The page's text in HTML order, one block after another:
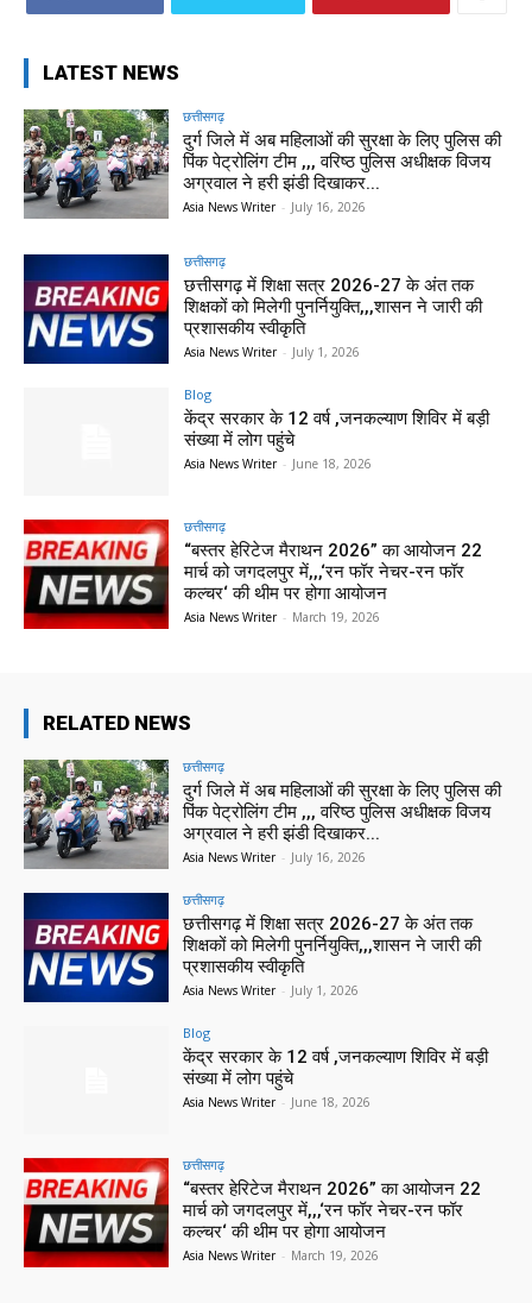
LATEST NEWS
छत्तीसगढ़
दुर्ग जिले में अब महिलाओं की सुरक्षा के लिए पुलिस की
पिंक पेट्रोलिंग टीम ,,, वरिष्ठ पुलिस अधीक्षक विजय
अग्रवाल ने हरी झंडी दिखाकर...
Asia News Writer - July 16, 2026
छत्तीसगढ़
छत्तीसगढ़ में शिक्षा सत्र 2026-27 के अंत तक
शिक्षकों को मिलेगी पुनर्नियुक्ति,,,शासन ने जारी की
प्रशासकीय स्वीकृति
Asia News Writer - July 1, 2026
Blog
केंद्र सरकार के 12 वर्ष ,जनकल्याण शिविर में बड़ी
संख्या में लोग पहुंचे
Asia News Writer - June 18, 2026
छत्तीसगढ़
“बस्तर हेरिटेज मैराथन 2026” का आयोजन 22
मार्च को जगदलपुर में,,,‘रन फॉर नेचर-रन फॉर
कल्चर‘ की थीम पर होगा आयोजन
Asia News Writer - March 19, 2026
RELATED NEWS
छत्तीसगढ़
दुर्ग जिले में अब महिलाओं की सुरक्षा के लिए पुलिस की
पिंक पेट्रोलिंग टीम ,,, वरिष्ठ पुलिस अधीक्षक विजय
अग्रवाल ने हरी झंडी दिखाकर...
Asia News Writer - July 16, 2026
छत्तीसगढ़
छत्तीसगढ़ में शिक्षा सत्र 2026-27 के अंत तक
शिक्षकों को मिलेगी पुनर्नियुक्ति,,,शासन ने जारी की
प्रशासकीय स्वीकृति
Asia News Writer - July 1, 2026
Blog
केंद्र सरकार के 12 वर्ष ,जनकल्याण शिविर में बड़ी
संख्या में लोग पहुंचे
Asia News Writer - June 18, 2026
छत्तीसगढ़
“बस्तर हेरिटेज मैराथन 2026” का आयोजन 22
मार्च को जगदलपुर में,,,‘रन फॉर नेचर-रन फॉर
कल्चर‘ की थीम पर होगा आयोजन
Asia News Writer - March 19, 2026